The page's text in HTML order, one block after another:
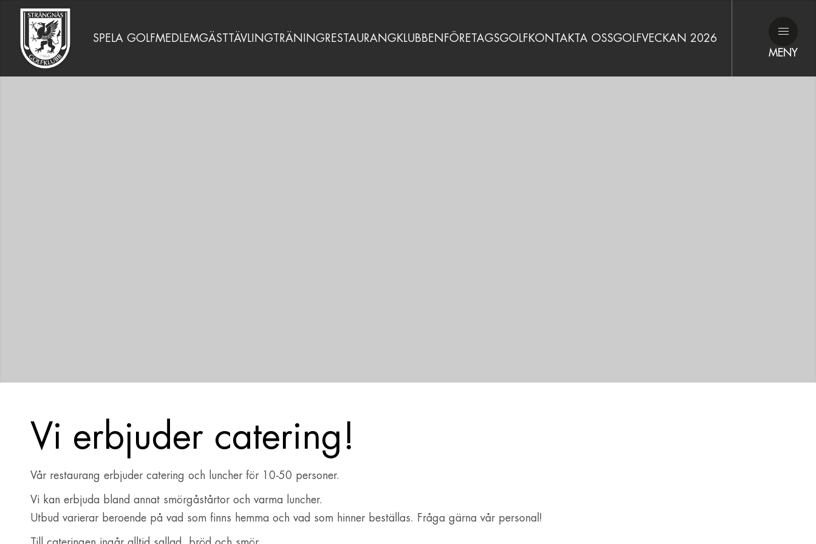
SPELA GOLFMEDLEMGÄSTTÄVLINGTRÄNING RESTAURANG KLUBBEN FÖRETAGSGOLF KONTAKTA OSSGOLFVECKAN 2026
MENY
Vi erbjuder catering!
Vår restaurang erbjuder catering och luncher för 10-50 personer.
Vi kan erbjuda bland annat smörgåstårtor och varma luncher.
Utbud varierar beroende på vad som finns hemma och vad som hinner beställas. Fråga gärna vår personal!